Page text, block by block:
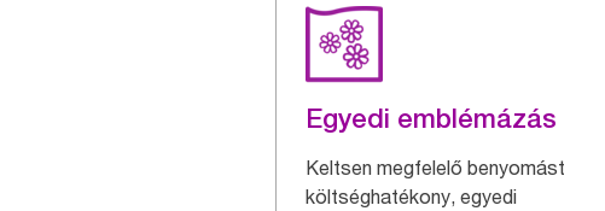
Egyedi emblémázás
Keltsen megfelelő benyomást
költséghatékony, egyedi